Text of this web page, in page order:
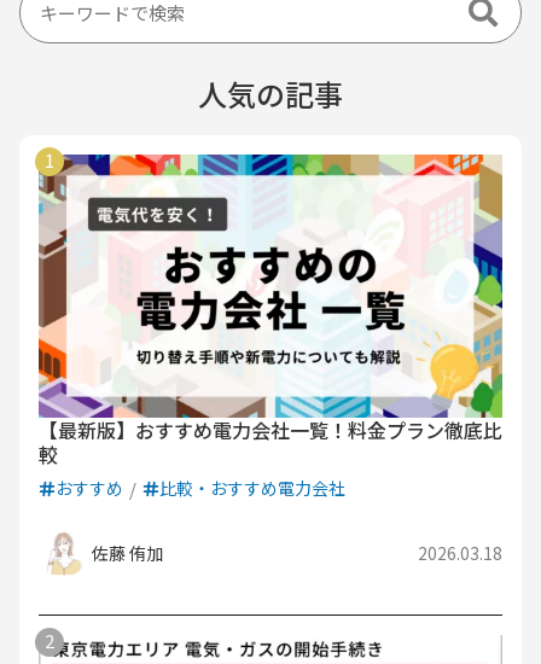
人気の記事
【最新版】おすすめ電力会社一覧！料金プラン徹底比
較
おすすめ 比較・おすすめ電力会社
佐藤 侑加 2026.03.18